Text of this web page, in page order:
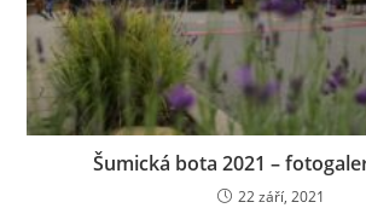
Šumická bota 2021 –
22 září, 2021